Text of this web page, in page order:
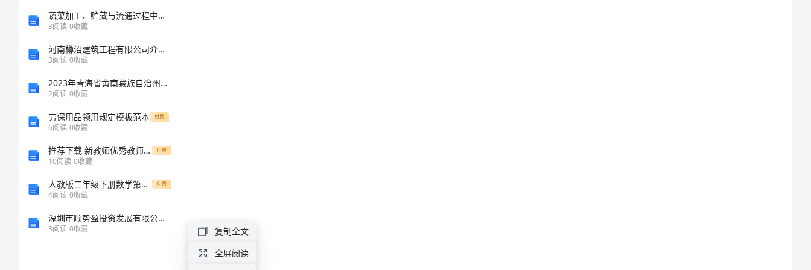
蔬菜加工、贮藏与流通过程中安全质量控制技术的示范与推广资金申报立项计划书
3阅读 0收藏
河南樽沼建筑工程有限公司介绍企业发展分析报告
3阅读 0收藏
2023年青海省黄南藏族自治州河南蒙古族自治县试验检测师之交通工程考试题库精品【夺冠】
2阅读 0收藏
劳保用品领用规定模板范本 付费
6阅读 0收藏
推荐下载 新教师优秀教师演讲稿 公众演讲优秀教师事迹报告演讲材料 付费
10阅读 0收藏
人教版二年级下册数学第二单元-表内除法(一)-测试卷及答案【全优】 付费
4阅读 0收藏
深圳市顺势盈投资发展有限公司介绍企业发展分析报告
3阅读 0收藏
复制全文
全屏阅读